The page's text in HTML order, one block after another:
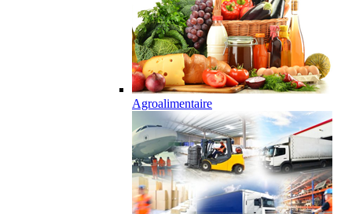
Agroalimentaire